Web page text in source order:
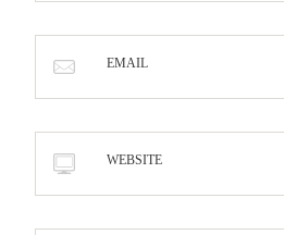
EMAIL
WEBSITE